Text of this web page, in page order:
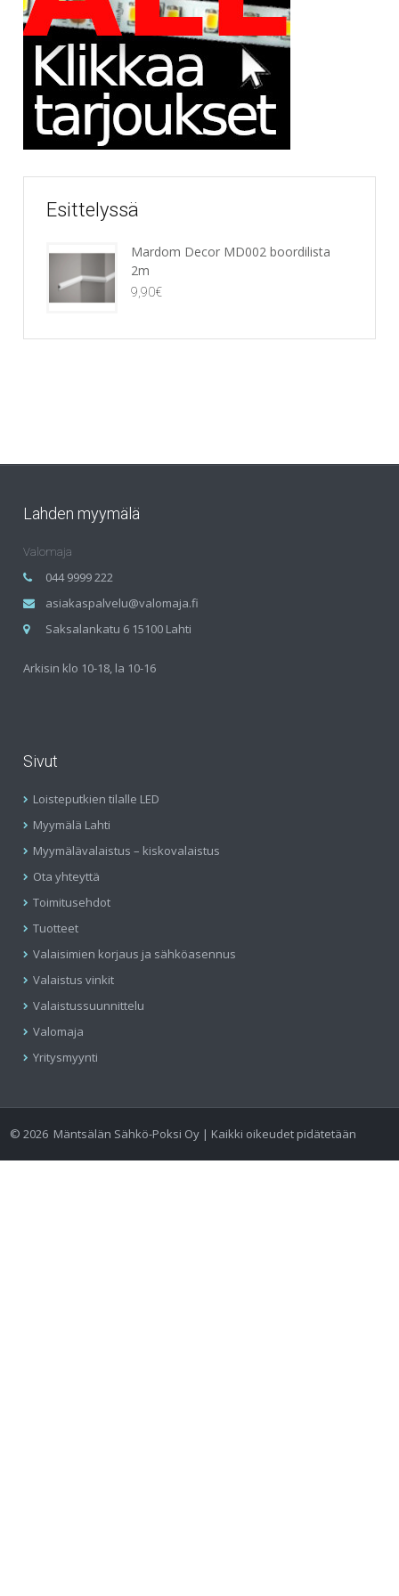
Esittelyssä
Mardom Decor MD002 boordilista
2m
9,90€
Lahden myymälä
Valomaja
044 9999 222
asiakaspalvelu@valomaja.fi
Saksalankatu 6 15100 Lahti
Arkisin klo 10-18, la 10-16
Sivut
Loisteputkien tilalle LED
Myymälä Lahti
Myymälävalaistus – kiskovalaistus
Ota yhteyttä
Toimitusehdot
Tuotteet
Valaisimien korjaus ja sähköasennus
Valaistus vinkit
Valaistussuunnittelu
Valomaja
Yritysmyynti
©2026 Mäntsälän Sähkö-Poksi Oy | Kaikki oikeudet pidätetään